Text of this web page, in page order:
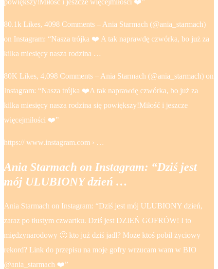
80.1k Likes, 4098 Comments – Ania Starmach (@ania_starmach)
on Instagram: “Nasza trójka ❤️ A tak naprawdę czwórka, bo już za
kilka miesięcy nasza rodzina …
80K Likes, 4,098 Comments – Ania Starmach (@ania_starmach) on
Instagram: “Nasza trójka ❤️A tak naprawdę czwórka, bo już za
kilka miesięcy nasza rodzina się powiększy!Miłość i jeszcze
więcejmiłości ❤️”
https:// www.instagram.com › …
Ania Starmach on Instagram: “Dziś jest
mój ULUBIONY dzień …
Ania Starmach on Instagram: “Dziś jest mój ULUBIONY dzień,
zaraz po tłustym czwartku. Dziś jest DZIEŃ GOFRÓW! I to
międzynarodowy 🙂 kto już dziś jadł? Może ktoś pobił życiowy
rekord? Link do przepisu na moje gofry wrzucam wam w BIO
@ania_starmach ❤️”